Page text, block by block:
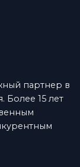
партнер в
Более 15 лет